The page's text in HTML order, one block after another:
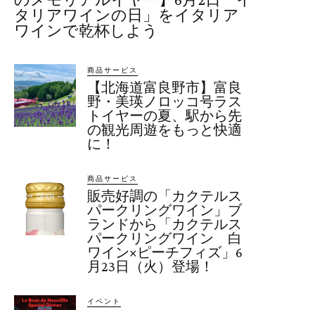
タリアワインの日」をイタリア
ワインで乾杯しよう
商品サービス
【北海道富良野市】富良
野・美瑛ノロッコ号ラス
トイヤーの夏、駅から先
の観光周遊をもっと快適
に！
商品サービス
販売好調の「カクテルス
パークリングワイン」ブ
ランドから「カクテルス
パークリングワイン 白
ワイン×ピーチフィズ」6
月23日（火）登場！
イベント